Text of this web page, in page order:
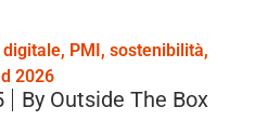
, PMI, sostenibilità,
2026
ByOutside The Box